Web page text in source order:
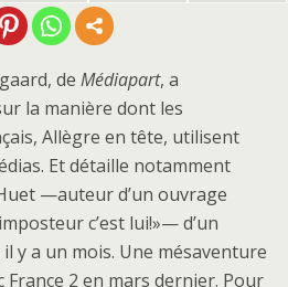
de Médiapart, a
la manière dont les
Allègre en tête, utilisent
Et détaille notamment
—auteur d’un ouvrage
c’est lui!»— d’un
y a un mois. Une mésaventure
France 2 en mars dernier. Pour